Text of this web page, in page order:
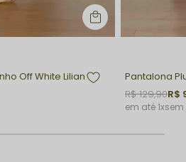
Off White Lilian
Pantalona
R$ 129,90R$
1xsem